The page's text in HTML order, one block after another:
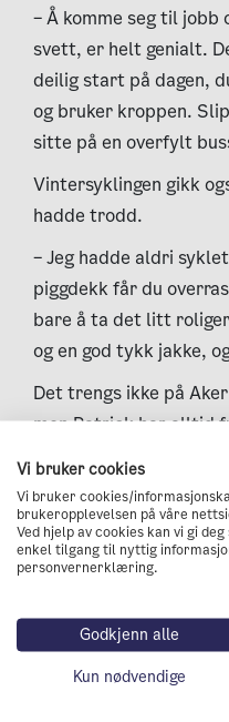
– Å komme seg til
svett, er helt genialt.
deilig start på dagen,
og bruker kroppen.
sitte på en overfylt
Vintersyklingen gikk
hadde trodd.
– Jeg hadde aldri
piggdekk får du
bare å ta det litt
og en god tykk jakke,
Det trengs ikke på
men Patrick har alltid
sykkelen, såpass har
Dagens oppdrag er en
Porsche Studio og
åpnet i starten av juli
og veggdekorasjoner,
– Alt fungerer som
Vi bruker cookies
Vi bruker cookies/
brukeropplevelsen på våre
Ved hjelp av cookies kan vi gi
enkel tilgang til nyttig
personvernerklæring.
Godkjenn alle
Kun nødvendige